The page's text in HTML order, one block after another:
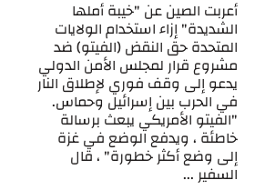
أعربت الصين عن "خيبة أملها
الشديدة" إزاء استخدام الولايات
المتحدة حق النقض (الفيتو) ضد
مشروع قرار لمجلس الأمن الدولي
يدعو إلى وقف فوري لإطلاق النار
في الحرب بين إسرائيل وحماس.
"الفيتو الأمريكي يبعث برسالة
خاطئة ، ويدفع الوضع في غزة
إلى وضع أكثر خطورة" ، قال
السفير ...